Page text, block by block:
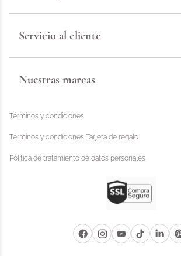
Servicio al cliente
Nuestras marcas
Términos y condiciones
Términos y condiciones Tarjeta de regalo
Política de tratamiento de datos personales